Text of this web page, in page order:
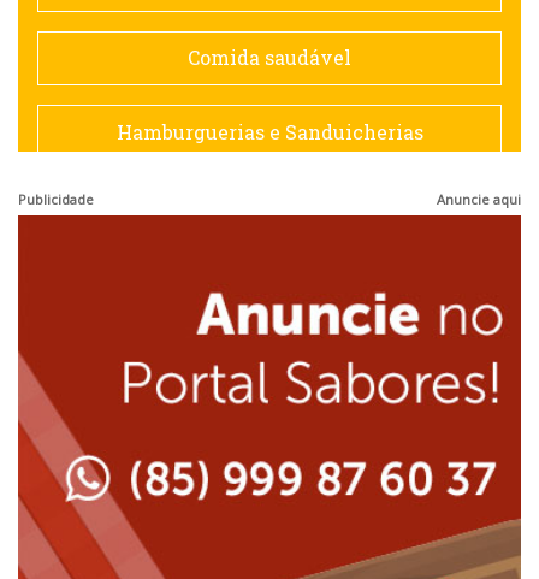
Espanhola
Francesa
Japonesa e Oriental
Lanchonetes
Massas
Comida saudável
Hamburguerias e Sanduicherias
Peixes e Frutos do Mar
Pizzarias
Publicidade Anuncie aqui